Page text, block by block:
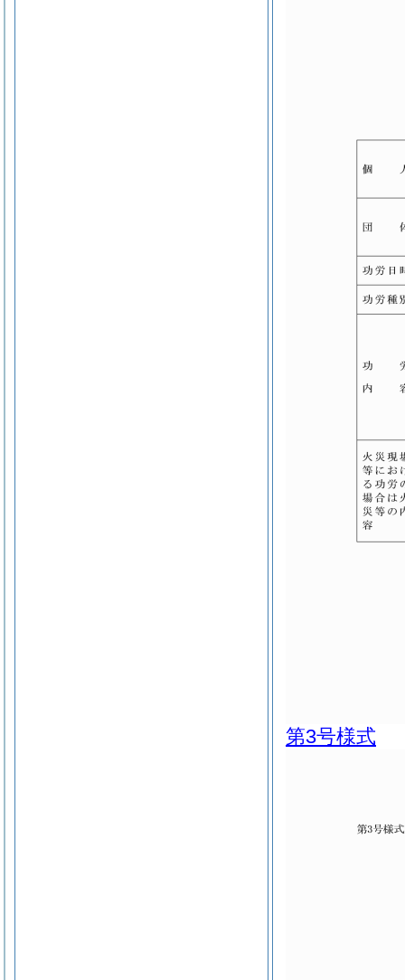
第3号様式